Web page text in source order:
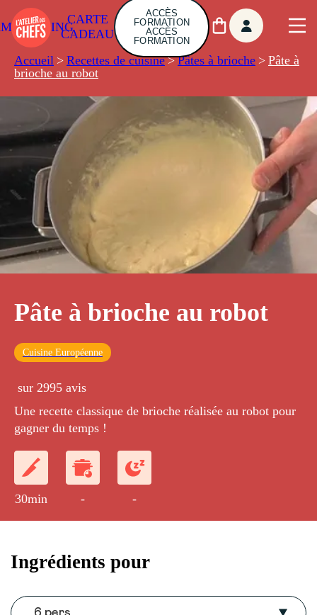
CARTE
CADEAU
ACCÈS
FORMATION
ACCÈS
FORMATION
Accueil > Recettes de cuisine > Pâtes à brioche > Pâte à
brioche au robot
Pâte à brioche au robot
Cuisine Européenne
sur 2995 avis
Une recette classique de brioche réalisée au robot pour
gagner du temps !
30min - -
Ingrédients pour